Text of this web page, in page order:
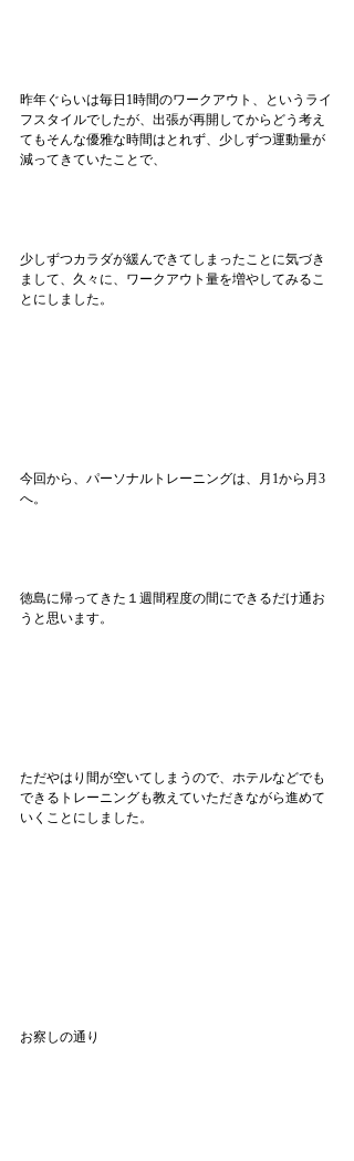
昨年ぐらいは毎日1時間のワークアウト、というライ
フスタイルでしたが、出張が再開してからどう考え
てもそんな優雅な時間はとれず、少しずつ運動量が
減ってきていたことで、
少しずつカラダが緩んできてしまったことに気づき
まして、久々に、ワークアウト量を増やしてみるこ
とにしました。
今回から、パーソナルトレーニングは、月1から月3
へ。
徳島に帰ってきた１週間程度の間にできるだけ通お
うと思います。
ただやはり間が空いてしまうので、ホテルなどでも
できるトレーニングも教えていただきながら進めて
いくことにしました。
お察しの通り